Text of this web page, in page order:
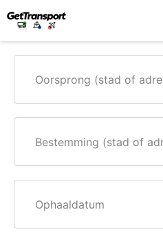
Oorsprong (stad of
Bestemming (stad of
Ophaaldatum